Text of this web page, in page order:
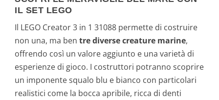
IL SET LEGO
Il LEGO Creator 3 in 1 31088 permette di costruire
non una, ma ben tre diverse creature marine,
offrendo così un valore aggiunto e una varietà di
esperienze di gioco. I costruttori potranno scoprire
un imponente squalo blu e bianco con particolari
realistici come la bocca apribile, ricca di denti